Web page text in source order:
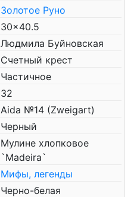
Золотое Руно
30x40.5
Людмила Буйновская
Счетный крест
Частичное
32
Aida №14 (Zweigart)
Черный
Мулине хлопковое
`Madeira`
Мифы, легенды
Черно-белая